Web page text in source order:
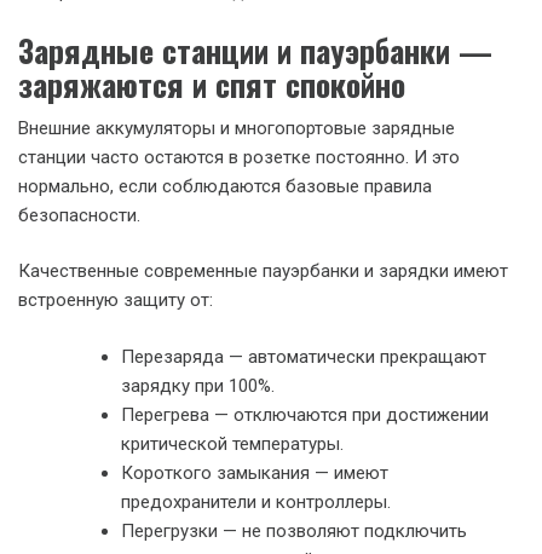
Зарядные станции и пауэрбанки —
заряжаются и спят спокойно
Внешние аккумуляторы и многопортовые зарядные
станции часто остаются в розетке постоянно. И это
нормально, если соблюдаются базовые правила
безопасности.
Качественные современные пауэрбанки и зарядки имеют
встроенную защиту от:
Перезаряда — автоматически прекращают
зарядку при 100%.
Перегрева — отключаются при достижении
критической температуры.
Короткого замыкания — имеют
предохранители и контроллеры.
Перегрузки — не позволяют подключить